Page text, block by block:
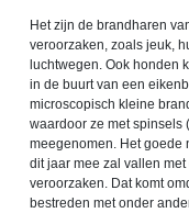
Het zijn de brandharen
veroorzaken, zoals jeuk,
luchtwegen. Ook honden
in de buurt van een
microscopisch kleine
waardoor ze met spinsels
meegenomen. Het goede
dit jaar mee zal vallen
veroorzaken. Dat komt
bestreden met onder